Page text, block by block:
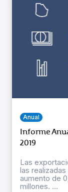
Anual
Informe
2019
Las
las
aumento de
millones. ...